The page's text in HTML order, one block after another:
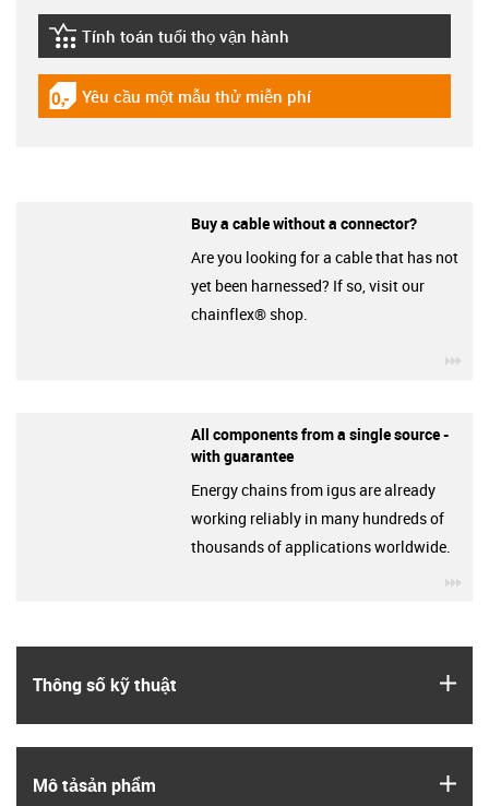
Thông số kỹ thuật
Mô tả­sản phẩm
igus-icon-lebensdauerrechner
Tính toán tuổi thọ vận hành
igus-icon-gratismuster
Yêu cầu một mẫu thử miễn phí
Buy a cable without a connector?
Are you looking for a cable that has not
yet been harnessed? If so, visit our
chainflex® shop.
All components from a single source -
with guarantee
Energy chains from igus are already
working reliably in many hundreds of
thousands of applications worldwide.